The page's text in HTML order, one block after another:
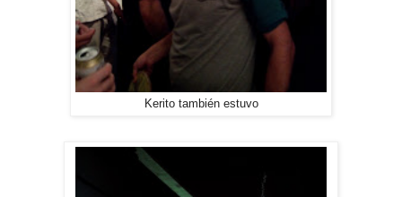
Kerito también estuvo